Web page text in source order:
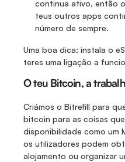
continua ativo, então
teus outros apps
número de sempre.
Uma boa dica: instala o
teres uma ligação a
O teu Bitcoin, a
Criámos o Bitrefill para
bitcoin para as coisas
disponibilidade como um
os utilizadores podem
alojamento ou organizar